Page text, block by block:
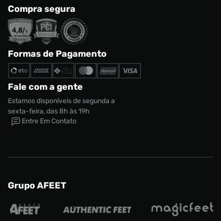
Compra segura
Formas de Pagamento
Fale com a gente
Estamos disponíveis de segunda a
sexta-feira, das 8h às 19h
Entre Em Contato
Grupo AFEET